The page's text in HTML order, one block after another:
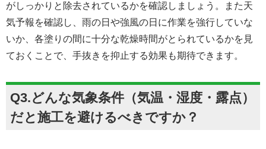
がしっかりと除去されているかを確認しましょう。また天
気予報を確認し、雨の日や強風の日に作業を強行していな
いか、各塗りの間に十分な乾燥時間がとられているかを見
ておくことで、手抜きを抑止する効果も期待できます。
Q3.どんな気象条件（気温・湿度・露点）
だと施工を避けるべきですか？